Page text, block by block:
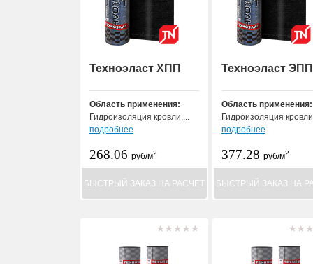
Техноэласт ХПП
Область применения:
Гидроизоляция кровли,...
подробнее
268.06 руб/м2
БЫСТРЫЙ ЗАКАЗ НА РАСЧЕТ
Техноэласт ЭПП
Область применения:
Гидроизоляция
подробнее
377.28 руб/м2
БЫСТРЫЙ ЗАКАЗ НА